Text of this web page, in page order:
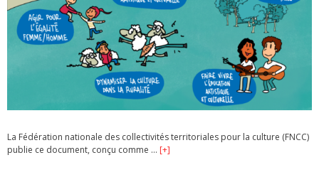
La Fédération nationale des collectivités territoriales pour la culture (FNCC)
publie ce document, conçu comme … [+]